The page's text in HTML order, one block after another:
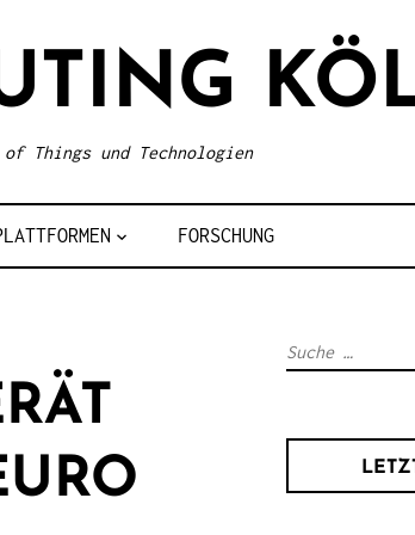
Things und Technologien
FORSCHUNG
S